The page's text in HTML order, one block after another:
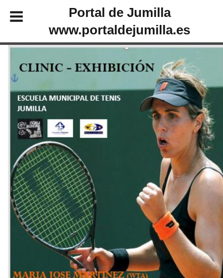
Portal de Jumilla
www.portaldejumilla.es